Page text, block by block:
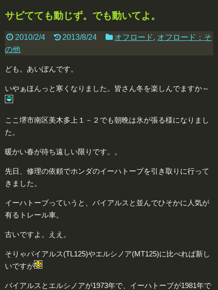
サビてても動じず。でも動いてよ。
2010/2/4 2013/8/24 オフロード, オフロード：そ
の他
ども。あいぼんです。
いやぁほんっと寒くなりました。皆さん冬を楽しんでますか～
ここ堺市南区美木多上１－２でも朝晩は氷が張る様になりまし
た。
暖かい春が待ち遠しい限りです。。
先日、修理の依頼でホンダのイーハトーブを引き取りに行って
きました。
イーハトーブっていうと、バイアルスと並んでひそかに人気が
有るトレール車。
古いですよ。ええ。
そりゃバイアルス(TL125)やエルシノア(MT125)に比べれば新し
いですが
バイアルスとエルシノアが1973年で、イーハトーブが1981年で